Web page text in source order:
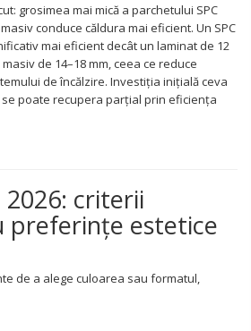
grosimea mai mică a parchetului SPC
conduce căldura mai eficient. Un SPC
mai eficient decât un laminat de 12
de 14–18 mm, ceea ce reduce
de încălzire. Investiția inițială ceva
poate recupera parțial prin eficiența
criterii
preferințe estetice
de a alege culoarea sau formatul,